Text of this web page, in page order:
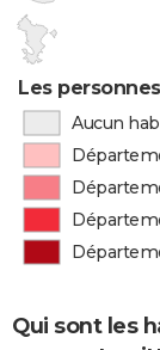
Les
Aucun
Qui sont les